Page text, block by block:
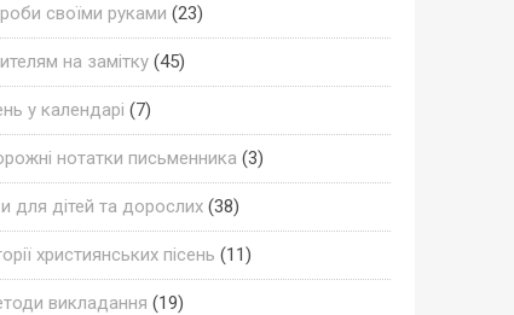
своїми руками (23)
на замітку(45)
у календарі (7)
нотатки письменника (3)
для дітей та дорослих(38)
християнських пісень (11)
викладання (19)